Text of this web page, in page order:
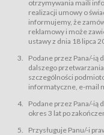
zastrzeżeniem
zasady
przetwarzania
będących osobami
świadczy Usługi drogą
2002 r. o świadczeniu
1204, z późń. zm.).
usługę
zamieszczanych w
usługę
usługę newsletter,
usługę zawierania
otrzymywania maili
realizacji umowy o
informujemy, że
reklamowy i może
ustawy z dnia 18 lipca
Podane przez Pana/-ią
dalszego
szczególności
informatyczne, e-mail
Podane przez Pana/-ią
okres 3 lat po
Przysługuje Panu/-i